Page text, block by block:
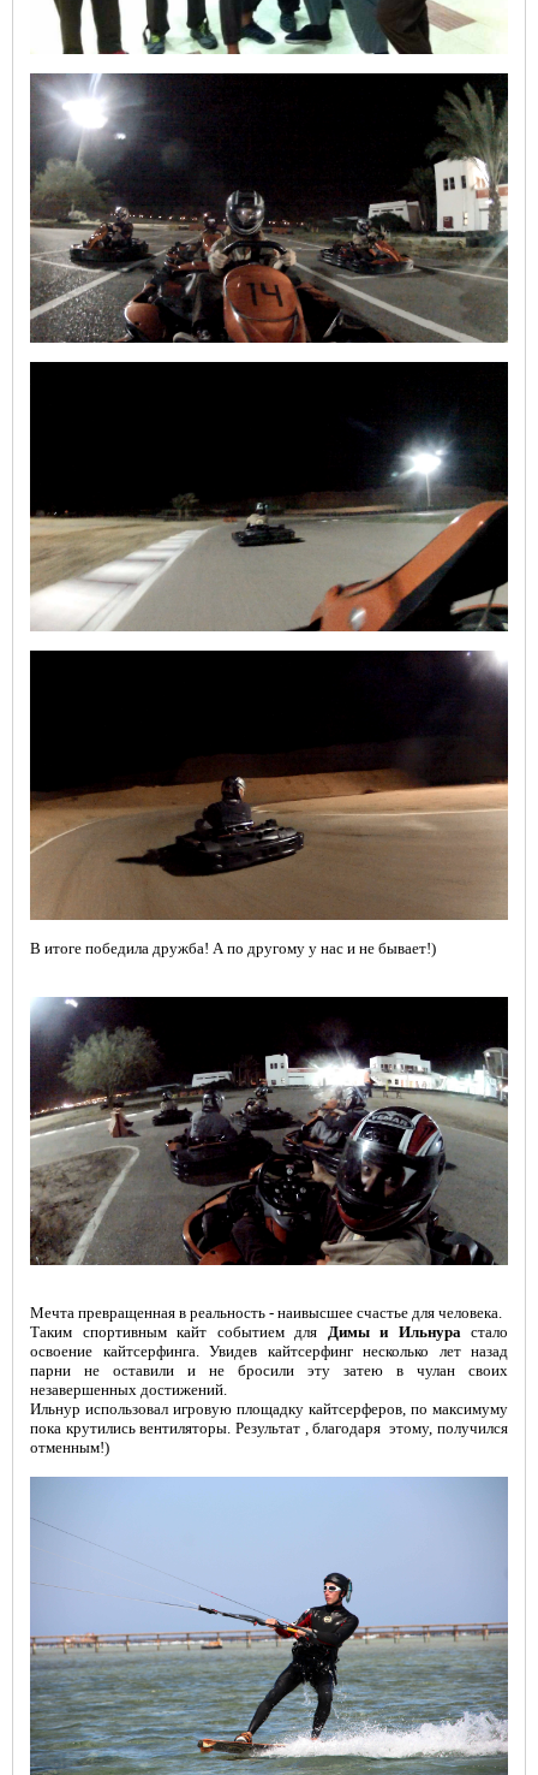
В итоге победила дружба! А по другому у нас и не бывает!)
Мечта превращенная в реальность - наивысшее счастье для человека.
Таким спортивным кайт событием для Димы и Ильнурастало
освоение кайтсерфинга. Увидев кайтсерфинг несколько лет назад
парни не оставили и не бросили эту затею в чулан своих
незавершенных достижений.
Ильнур использовал игровую площадку кайтсерферов, по максимуму
пока крутились вентиляторы. Результат , благодаря этому, получился
отменным!)